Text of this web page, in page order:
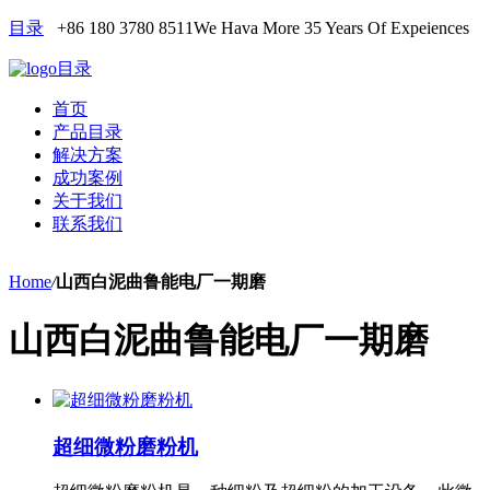
目录 +86 180 3780 8511We Hava More 35 Years Of Expeiences
目录
首页
产品目录
解决方案
成功案例
关于我们
联系我们
Home/山西白泥曲鲁能电厂一期磨
山西白泥曲鲁能电厂一期磨
超细微粉磨粉机